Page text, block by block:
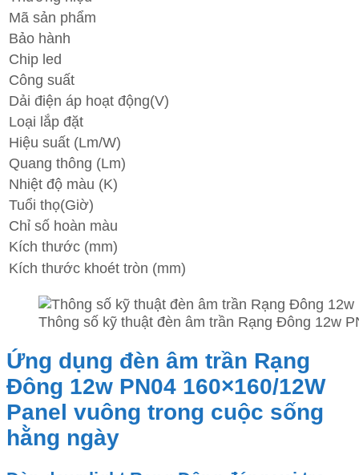
Mã sản phẩm
Bảo hành
Chip led
Công suất
Dải điện áp hoạt động(V)
Loại lắp đặt
Hiệu suất (Lm/W)
Quang thông (Lm)
Nhiệt độ màu (K)
Tuổi thọ(Giờ)
Chỉ số hoàn màu
Kích thước (mm)
Kích thước khoét tròn (mm)
Thông số kỹ thuật đèn âm trần Rạng Đông 12w
Ứng dụng đèn âm trần Rạng
Đông 12w PN04 160×160/12W
Panel vuông trong cuộc sống
hằng ngày